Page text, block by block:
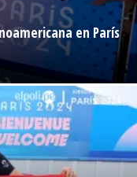
en París